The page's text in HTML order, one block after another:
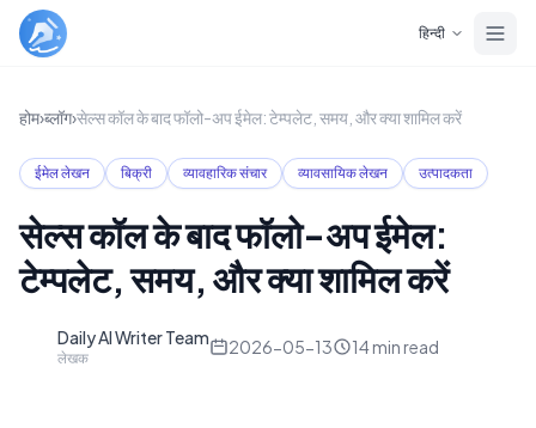
हिन्दी
होम›ब्लॉग›सेल्स कॉल के बाद फॉलो-अप ईमेल: टेम्पलेट, समय, और क्या शामिल करें
ईमेल लेखन बिक्री व्यावहारिक संचार व्यावसायिक लेखन उत्पादकता
सेल्स कॉल के बाद फॉलो-अप ईमेल:
टेम्पलेट, समय, और क्या शामिल करें
Daily AI Writer Team
लेखक
2026-05-13 14min read